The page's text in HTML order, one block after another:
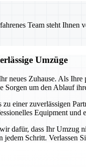
Team steht
Umzüge
neues Zuhause. Als
um den Ablauf
einer zuverlässigen
Equipment
dafür, dass Ihr Umzug
Schritt.